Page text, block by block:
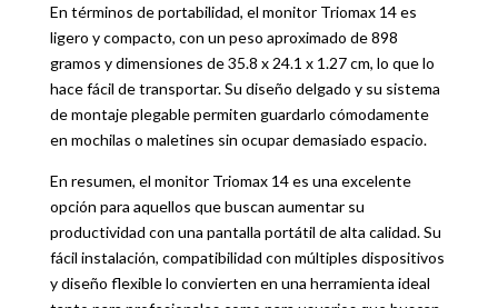
En términos de portabilidad, el monitor Triomax 14 es
ligero y compacto, con un peso aproximado de 898
gramos y dimensiones de 35.8 x 24.1 x 1.27 cm, lo que lo
hace fácil de transportar. Su diseño delgado y su sistema
de montaje plegable permiten guardarlo cómodamente
en mochilas o maletines sin ocupar demasiado espacio.
En resumen, el monitor Triomax 14 es una excelente
opción para aquellos que buscan aumentar su
productividad con una pantalla portátil de alta calidad. Su
fácil instalación, compatibilidad con múltiples dispositivos
y diseño flexible lo convierten en una herramienta ideal